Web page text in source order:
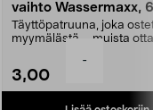
-
vaihto Wassermaxx,
Täyttöpatruuna, joka
myymälästä – muista
3,00